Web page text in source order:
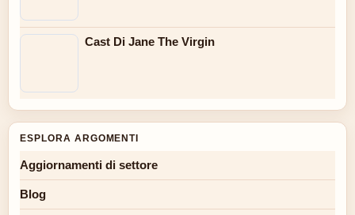
Cast Di Jane The Virgin
ESPLORA ARGOMENTI
Aggiornamenti di settore
Blog